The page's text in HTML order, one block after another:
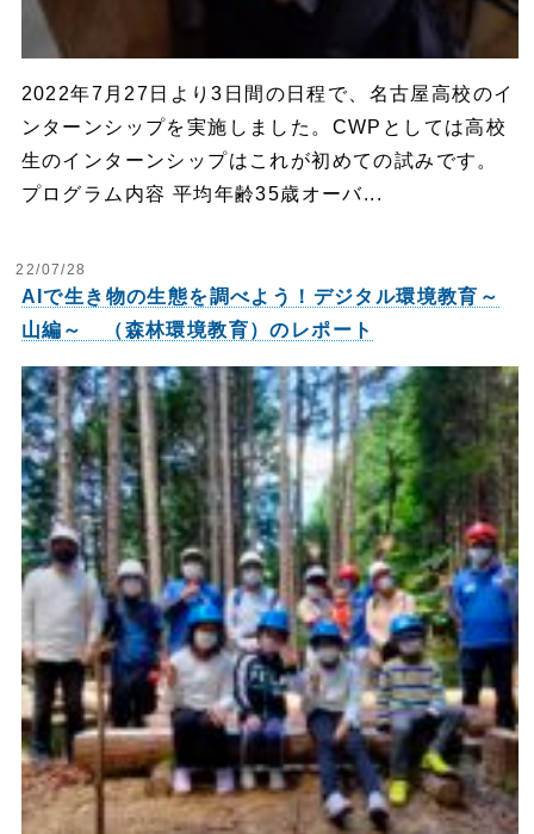
2022年7月27日より3日間の日程で、名古屋高校のイ
ンターンシップを実施しました。CWPとしては高校
生のインターンシップはこれが初めての試みです。
プログラム内容 平均年齢35歳オーバ...
22/07/28
AIで生き物の生態を調べよう！デジタル環境教育～
山編～ （森林環境教育）のレポート